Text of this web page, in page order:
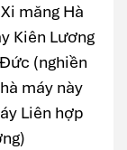
măng Hà
Kiên Lương
(nghiền
máy này
Liên hợp